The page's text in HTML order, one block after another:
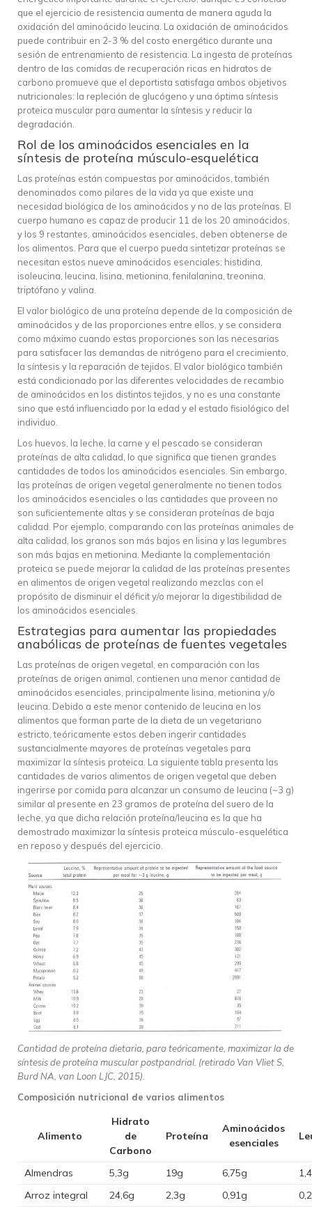
que el ejercicio de resistencia aumenta de manera aguda la
oxidación del aminoácido leucina. La oxidación de aminoácidos
puede contribuir en 2-3 % del costo energético durante una
sesión de entrenamiento de resistencia. La ingesta de proteínas
dentro de las comidas de recuperación ricas en hidratos de
carbono promueve que el deportista satisfaga ambos objetivos
nutricionales: la repleción de glucógeno y una óptima síntesis
proteica muscular para aumentar la síntesis y reducir la
degradación.
Rol de los aminoácidos esenciales en la
síntesis de proteína músculo-esquelética
Las proteínas están compuestas por aminoácidos, también
denominados como pilares de la vida ya que existe una
necesidad biológica de los aminoácidos y no de las proteínas. El
cuerpo humano es capaz de producir 11 de los 20 aminoácidos,
y los 9 restantes, aminoácidos esenciales, deben obtenerse de
los alimentos. Para que el cuerpo pueda sintetizar proteínas se
necesitan estos nueve aminoácidos esenciales: histidina,
isoleucina, leucina, lisina, metionina, fenilalanina, treonina,
triptófano y valina.
El valor biológico de una proteína depende de la composición de
aminoácidos y de las proporciones entre ellos, y se considera
como máximo cuando estas proporciones son las necesarias
para satisfacer las demandas de nitrógeno para el crecimiento,
la síntesis y la reparación de tejidos. El valor biológico también
está condicionado por las diferentes velocidades de recambio
de aminoácidos en los distintos tejidos, y no es una constante
sino que está influenciado por la edad y el estado fisiológico del
individuo.
Los huevos, la leche, la carne y el pescado se consideran
proteínas de alta calidad, lo que significa que tienen grandes
cantidades de todos los aminoácidos esenciales. Sin embargo,
las proteínas de origen vegetal generalmente no tienen todos
los aminoácidos esenciales o las cantidades que proveen no
son suficientemente altas y se consideran proteínas de baja
calidad. Por ejemplo, comparando con las proteínas animales de
alta calidad, los granos son más bajos en lisina y las legumbres
son más bajas en metionina. Mediante la complementación
proteica se puede mejorar la calidad de las proteínas presentes
en alimentos de origen vegetal realizando mezclas con el
propósito de disminuir el déficit y/o mejorar la digestibilidad de
los aminoácidos esenciales.
Estrategias para aumentar las propiedades
anabólicas de proteínas de fuentes vegetales
Las proteínas de origen vegetal, en comparación con las
proteínas de origen animal, contienen una menor cantidad de
aminoácidos esenciales, principalmente lisina, metionina y/o
leucina. Debido a este menor contenido de leucina en los
alimentos que forman parte de la dieta de un vegetariano
estricto, teóricamente estos deben ingerir cantidades
sustancialmente mayores de proteínas vegetales para
maximizar la síntesis proteica. La siguiente tabla presenta las
cantidades de varios alimentos de origen vegetal que deben
ingerirse por comida para alcanzar un consumo de leucina (~3 g)
similar al presente en 23 gramos de proteína del suero de la
leche, ya que dicha relación proteína/leucina es la que ha
demostrado maximizar la síntesis proteica músculo-esquelética
en reposo y después del ejercicio.
Cantidad de proteína dietaria, para teóricamente, maximizar la de
síntesis de proteína muscular postpandrial. (retirado Van Vliet S,
Burd NA, van Loon LJC, 2015).
Composición nutricional de varios alimentos
Alimento
Hidrato
de
Carbono
Proteína
Aminoácidos
esenciales
Almendras 5,3g 19g 6,75g
Arroz integral
24,6g 2,3g 0,91g